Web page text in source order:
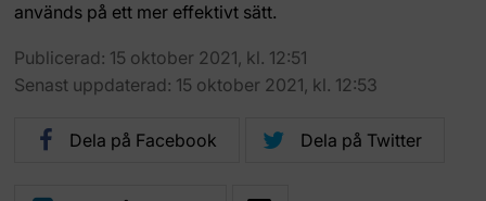
används på ett mer effektivt sätt.
Publicerad: 15 oktober 2021, kl. 12:51
Senast uppdaterad: 15 oktober 2021, kl. 12:53
Dela på Facebook Dela på Twitter